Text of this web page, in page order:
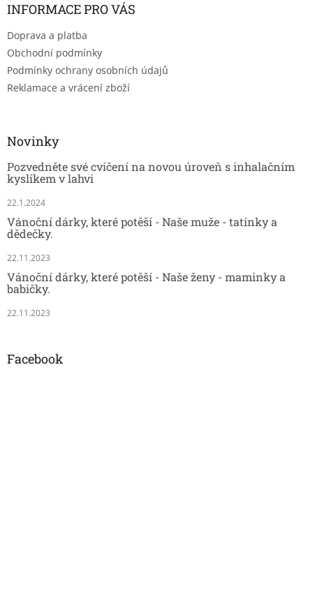
INFORMACE PRO VÁS
Doprava a platba
Obchodní podmínky
Podmínky ochrany osobních údajů
Reklamace a vrácení zboží
Novinky
Pozvedněte své cvičení na novou úroveň s inhalačním
kyslíkem v lahvi
22.1.2024
Vánoční dárky, které potěší - Naše muže - tatínky a
dědečky.
22.11.2023
Vánoční dárky, které potěší - Naše ženy - maminky a
babičky.
22.11.2023
Facebook